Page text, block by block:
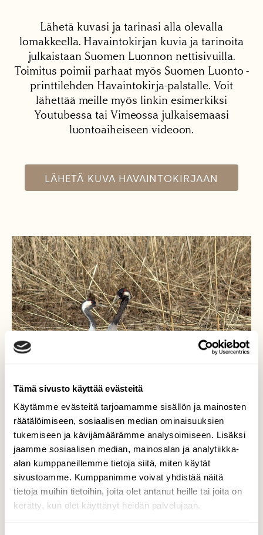
Tämä sivusto käyttää evästeitä
Käytämme evästeitä tarjoamamme sisällön ja mainosten
räätälöimiseen, sosiaalisen median ominaisuuksien
tukemiseen ja kävijämäärämme analysoimiseen. Lisäksi
jaamme sosiaalisen median, mainosalan ja analytiikka-
alan kumppaneillemme tietoja siitä, miten käytät
sivustoamme. Kumppanimme voivat yhdistää näitä
tietoja muihin tietoihin, joita olet antanut heille tai joita on
kerätty, kun olet käyttänyt heidän palvelujaan.
Lähetä kuvasi ja tarinasi alla olevalla
lomakkeella. Havaintokirjan kuvia ja tarinoita
julkaistaan Suomen Luonnon nettisivuilla.
Toimitus poimii parhaat myös Suomen Luonto -
printtilehden Havaintokirja-palstalle. Voit
lähettää meille myös linkin esimerkiksi
Youtubessa tai Vimeossa julkaisemaasi
luontoaiheiseen videoon.
LÄHETÄ KUVA HAVAINTOKIRJAAN